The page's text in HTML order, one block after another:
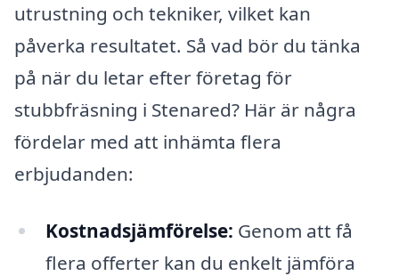
utrustning och tekniker, vilket kan
påverka resultatet. Så vad bör du tänka
på när du letar efter företag för
stubbfräsning i Stenared? Här är några
fördelar med att inhämta flera
erbjudanden:
Kostnadsjämförelse: Genom att få
flera offerter kan du enkelt jämföra